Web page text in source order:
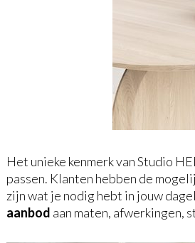
Het unieke kenmerk van Studio
passen. Klanten hebben de
zijn wat je nodig hebt in jouw
aanbod aan maten, afwerkingen,